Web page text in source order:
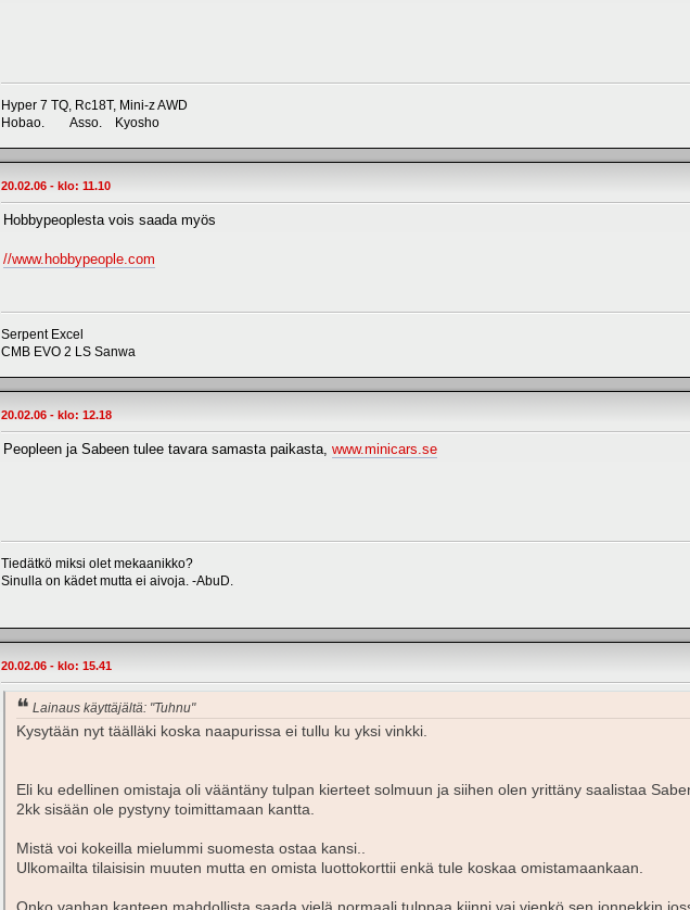
Hyper 7 TQ, Rc18T, Mini-z AWD
Hobao. Asso. Kyosho
20.02.06 - klo: 11.10
Hobbypeoplesta vois saada myös
//www.hobbypeople.com
Serpent Excel
CMB EVO 2 LS Sanwa
20.02.06 - klo: 12.18
Peopleen ja Sabeen tulee tavara samasta paikasta, www.minicars.se
Tiedätkö miksi olet mekaanikko?
Sinulla on kädet mutta ei aivoja. -AbuD.
20.02.06 - klo: 15.41
Lainaus käyttäjältä: "Tuhnu"
Kysytään nyt täälläki koska naapurissa ei tullu ku yksi vinkki.
Eli ku edellinen omistaja oli vääntäny tulpan kierteet solmuun ja siihen olen yrittäny saalistaa
2kk sisään ole pystyny toimittamaan kantta.
Mistä voi kokeilla mielummi suomesta ostaa kansi..
Ulkomailta tilaisisin muuten mutta en omista luottokorttii enkä tule koskaa omistamaankaan.